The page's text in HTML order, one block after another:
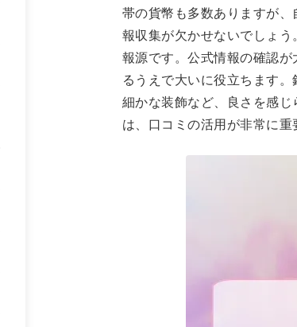
帯の貨幣も多数ありますが
報収集が欠かせないでしょ
報源です。公式情報の確認
るうえで大いに役立ちます
細かな装飾など、良さを感
は、口コミの活用が非常に重